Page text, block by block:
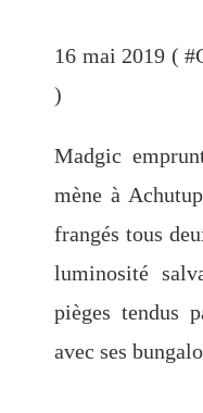
16 mai 2019 ( #
)
Madgic
mène à
frangés tous
luminosité
pièges tendus
avec ses